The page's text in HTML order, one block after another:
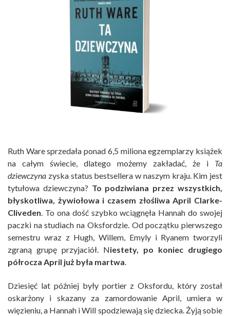
Ruth Ware sprzedała ponad 6,5 miliona egzemplarzy książek
na całym świecie, dlatego możemy zakładać, że i Ta
dziewczyna zyska status bestsellera w naszym kraju. Kim jest
tytułowa dziewczyna? To podziwiana przez wszystkich,
błyskotliwa, żywiołowa i czasem złośliwa April Clarke-
Cliveden. To ona dość szybko wciągnęła Hannah do swojej
paczki na studiach na Oksfordzie. Od początku pierwszego
semestru wraz z Hugh, Willem, Emyly i Ryanem tworzyli
zgraną grupę przyjaciół. Niestety, po koniec drugiego
półrocza April już była martwa.
Dziesięć lat później były portier z Oksfordu, który został
oskarżony i skazany za zamordowanie April, umiera w
więzieniu, a Hannah i Will spodziewają się dziecka. Żyją sobie